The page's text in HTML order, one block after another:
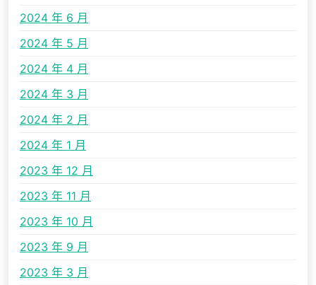
2024 年 6 月
2024 年 5 月
2024 年 4 月
2024 年 3 月
2024 年 2 月
2024 年 1 月
2023 年 12 月
2023 年 11 月
2023 年 10 月
2023 年 9 月
2023 年 3 月